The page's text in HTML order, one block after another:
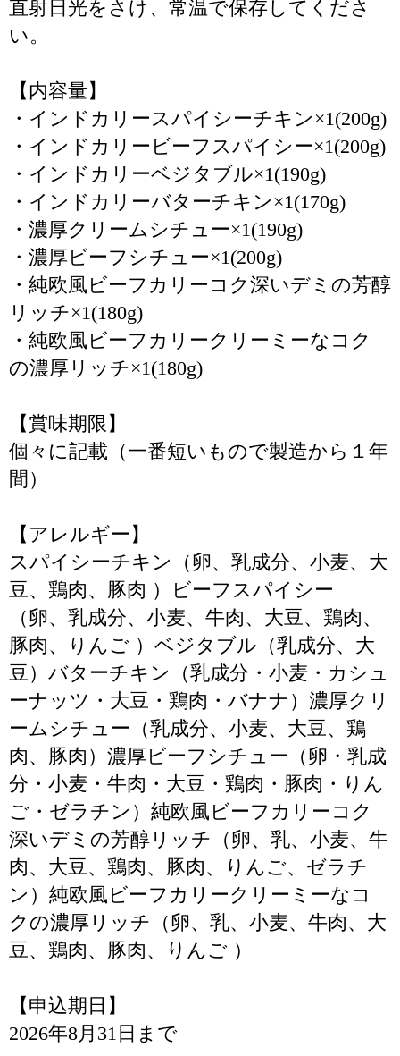
直射日光をさけ、常温で保存してくださ
い。
【内容量】
・インドカリースパイシーチキン×1(200g)
・インドカリービーフスパイシー×1(200g)
・インドカリーベジタブル×1(190g)
・インドカリーバターチキン×1(170g)
・濃厚クリームシチュー×1(190g)
・濃厚ビーフシチュー×1(200g)
・純欧風ビーフカリーコク深いデミの芳醇
リッチ×1(180g)
・純欧風ビーフカリークリーミーなコク
の濃厚リッチ×1(180g)
【賞味期限】
個々に記載（一番短いもので製造から１年
間）
【アレルギー】
スパイシーチキン（卵、乳成分、小麦、大
豆、鶏肉、豚肉 ）ビーフスパイシー
（卵、乳成分、小麦、牛肉、大豆、鶏肉、
豚肉、りんご ）ベジタブル（乳成分、大
豆）バターチキン（乳成分・小麦・カシュ
ーナッツ・大豆・鶏肉・バナナ）濃厚クリ
ームシチュー（乳成分、小麦、大豆、鶏
肉、豚肉）濃厚ビーフシチュー（卵・乳成
分・小麦・牛肉・大豆・鶏肉・豚肉・りん
ご・ゼラチン）純欧風ビーフカリーコク
深いデミの芳醇リッチ（卵、乳、小麦、牛
肉、大豆、鶏肉、豚肉、りんご、ゼラチ
ン）純欧風ビーフカリークリーミーなコ
クの濃厚リッチ（卵、乳、小麦、牛肉、大
豆、鶏肉、豚肉、りんご ）
【申込期日】
2026年8月31日まで